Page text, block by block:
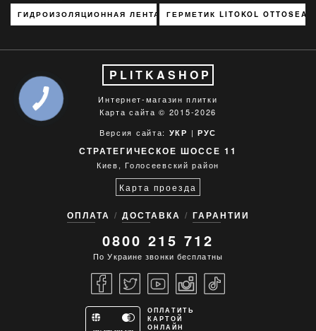
ГИДРОИЗОЛЯЦИОННАЯ ЛЕНТА SOPRO DBF 638 120 ММ Х 10 М
ГЕРМЕТИК LITOKOL
PLITKASHOP
Интернет-магазин плитки
Карта сайта © 2015-2026
Версия сайта: УКР | РУС
СТРАТЕГИЧЕСКОЕ ШОССЕ 11
Киев, Голосеевский район
Карта проезда
ОПЛАТА ДОСТАВКА ГАРАНТИИ
0800 215 712
По Украине звонки бесплатны
ОПЛАТИТЬ
КАРТОЙ
ОНЛАЙН